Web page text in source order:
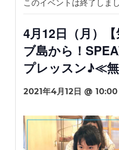
このイベントは終了しまし
4月12日（月）
ブ島から！
プレッスン♪≪
2021年4月12日 @